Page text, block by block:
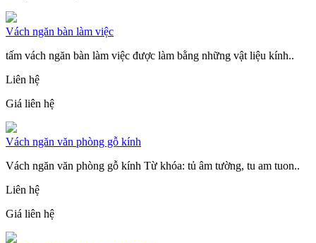
Vách ngăn bàn làm việc
tấm vách ngăn bàn làm việc được làm bằng những vật liệu kính..
Liên hệ
Giá liên hệ
Vách ngăn văn phòng gỗ kính
Vách ngăn văn phòng gỗ kính Từ khóa: tủ âm tường, tu am tuon..
Liên hệ
Giá liên hệ